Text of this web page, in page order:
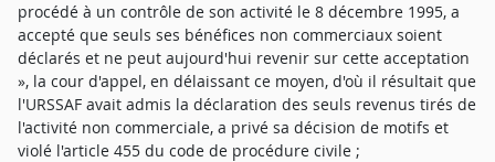
procédé à un contrôle de son activité le 8 décembre 1995, a
accepté que seuls ses bénéfices non commerciaux soient
déclarés et ne peut aujourd'hui revenir sur cette acceptation
», la cour d'appel, en délaissant ce moyen, d'où il résultait que
l'URSSAF avait admis la déclaration des seuls revenus tirés de
l'activité non commerciale, a privé sa décision de motifs et
violé l'article 455 du code de procédure civile ;